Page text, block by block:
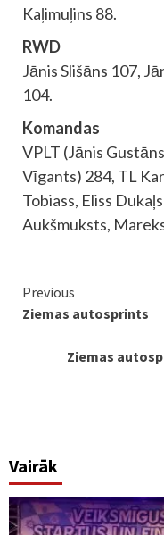
Kaļimuļins 88.
RWD
Jānis Slišāns 107,
104.
Komandas
VPLT (Jānis
Vīgants) 284, TL
Tobiass, Eliss
Aukšmuksts,
Continue
Reading
Previous
Ziemas autosprints
Ziemas
Vairāk